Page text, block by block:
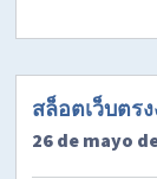
สล็อตเว็บตรง
26 de mayo